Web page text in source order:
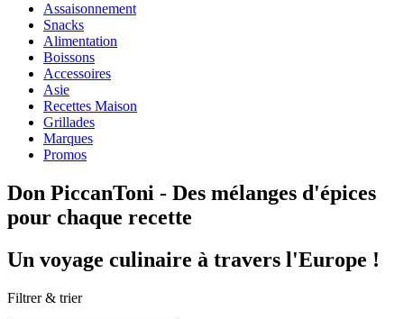
Assaisonnement
Snacks
Alimentation
Boissons
Accessoires
Asie
Recettes Maison
Grillades
Marques
Promos
Don PiccanToni - Des mélanges d'épices
pour chaque recette
Un voyage culinaire à travers l'Europe !
Filtrer & trier